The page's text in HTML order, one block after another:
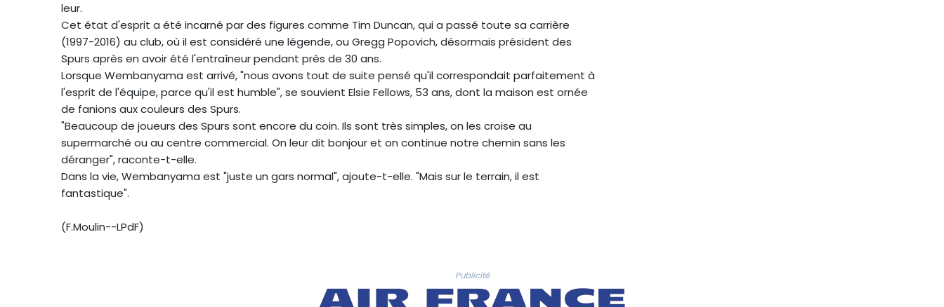
leur.
Cet état d'esprit a été incarné par des figures comme Tim Duncan, qui a passé toute sa carrière
(1997-2016) au club, où il est considéré une légende, ou Gregg Popovich, désormais président des
Spurs après en avoir été l'entraîneur pendant près de 30 ans.
Lorsque Wembanyama est arrivé, "nous avons tout de suite pensé qu'il correspondait parfaitement à
l'esprit de l'équipe, parce qu'il est humble", se souvient Elsie Fellows, 53 ans, dont la maison est ornée
de fanions aux couleurs des Spurs.
"Beaucoup de joueurs des Spurs sont encore du coin. Ils sont très simples, on les croise au
supermarché ou au centre commercial. On leur dit bonjour et on continue notre chemin sans les
déranger", raconte-t-elle.
Dans la vie, Wembanyama est "juste un gars normal", ajoute-t-elle. "Mais sur le terrain, il est
fantastique".
(F.Moulin--LPdF)
Publicité